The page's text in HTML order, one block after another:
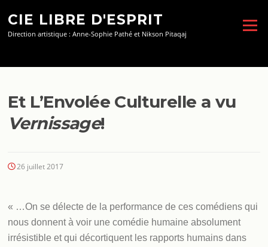
contenu
CIE LIBRE D'ESPRIT
Direction artistique : Anne-Sophie Pathé et Nikson Pitaqaj
Menu
Et L’Envolée Culturelle a vu
Vernissage!
26 juillet 2017
« …On se délecte de la performance de ces comédiens qui
nous donnent à voir une comédie humaine absolument
irrésistible et qui décortiquent les rapports humains dans